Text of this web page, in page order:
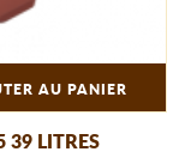
AU PANIER
39 LITRES